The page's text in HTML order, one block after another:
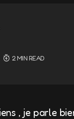
2 MIN READ
, je parle